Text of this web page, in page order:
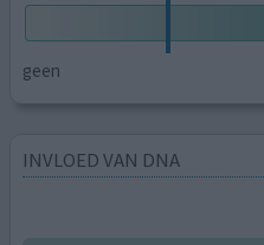
geen
INVLOED VAN DNA